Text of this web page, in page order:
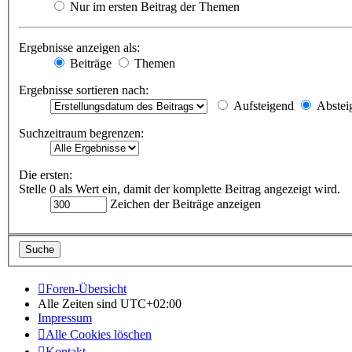
Nur im ersten Beitrag der Themen
Ergebnisse anzeigen als:
Beiträge
Themen
Ergebnisse sortieren nach:
Aufsteigend
Suchzeitraum begrenzen:
Die ersten:
Stelle 0 als Wert ein, damit der komplette Beitrag angezeigt wird.
Zeichen der Beiträge anzeigen
Foren-Übersicht
Alle Zeiten sind UTC+02:00
Impressum
Alle Cookies löschen